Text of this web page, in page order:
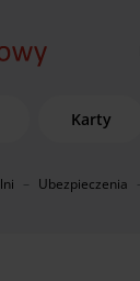
Karty
Ubezpieczenia